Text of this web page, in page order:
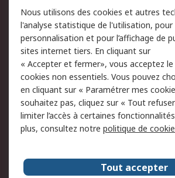
du site
Politique de protection
des données - Mise à
jour
Conditions générales
de vente
Campagnes marketing
A propos de RS
A propos de RS France
Le groupe RS Group Plc
Presse
Nous utilisons des cookies et autres
l'analyse statistique de l'utilisation, pour
personnalisation et pour l’affichage de
sites internet tiers. En cliquant sur
« Accepter et fermer», vous acceptez
cookies non essentiels. Vous pouvez
en cliquant sur « Paramétrer mes
souhaitez pas, cliquez sur « Tout
limiter l’accès à certaines
plus, consultez notre politique de
Tout accepter